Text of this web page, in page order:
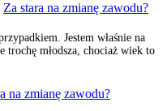
Za stara na zmianę zawodu?
Jestem właśnie na
trochę młodsza, chociaż wiek to
na zmianę zawodu?